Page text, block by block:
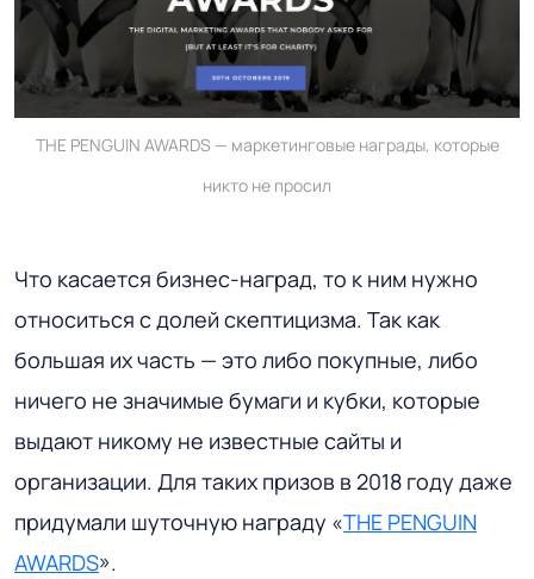
THE PENGUIN AWARDS — маркетинговые награды, которые
никто не просил
Что касается бизнес-наград, то к ним нужно
относиться с долей скептицизма. Так как
большая их часть — это либо покупные, либо
ничего не значимые бумаги и кубки, которые
выдают никому не известные сайты и
организации. Для таких призов в 2018 году даже
придумали шуточную награду «THE PENGUIN
AWARDS».